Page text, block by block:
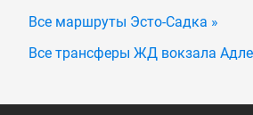
Все маршруты Эсто-Садка »
Все трансферы ЖД вокзала